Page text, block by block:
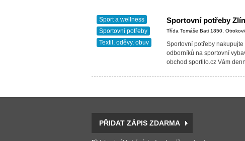
Sport a wellness
Sportovní potřeby
Textil, oděvy, obuv
Sportovní potřeby
Třída Tomáše Bati 1850,
Sportovní potřeby
odborníků na sportovní
obchod sportilo.cz Vám
PŘIDAT ZÁPIS ZDARMA